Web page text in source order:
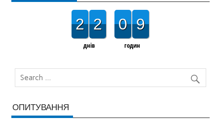
2 2
днів
0 9
годин
ОПИТУВАННЯ